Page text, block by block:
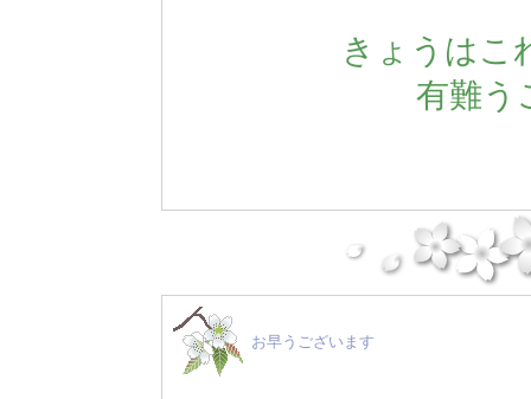
きょうはこ
有難う
お早うございます